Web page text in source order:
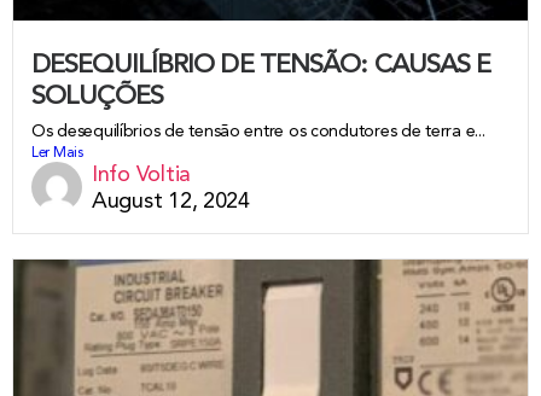
DESEQUILÍBRIO DE TENSÃO: CAUSAS E
SOLUÇÕES
Os desequilíbrios de tensão entre os condutores de terra e...
Ler Mais
Info Voltia
August 12, 2024